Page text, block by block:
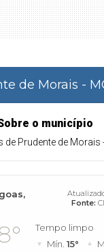
de Morais -
o município
de Prudente de Morais
Fonte:
Tempo limpo
Mín. 15°